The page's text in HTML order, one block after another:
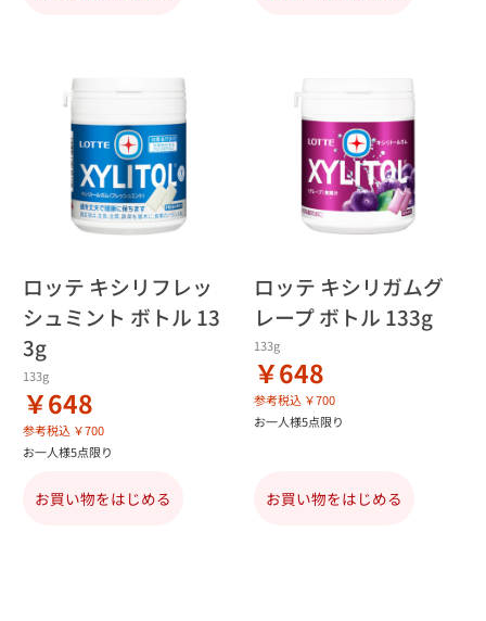
ロッテ キシリフレッ
シュミント ボトル 13
3g
133g
￥648
参考税込 ￥700
お一人様5点限り
お買い物をはじめる
ロッテ キシリガムグ
レープ ボトル 133g
133g
￥648
参考税込 ￥700
お一人様5点限り
お買い物をはじめる